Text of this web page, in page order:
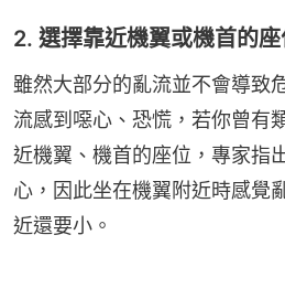
2. 選擇靠近機翼或機首的
雖然大部分的亂流並不會導致
流感到噁心、恐慌，若你曾有
近機翼、機首的座位，專家指
心，因此坐在機翼附近時感覺
近還要小。